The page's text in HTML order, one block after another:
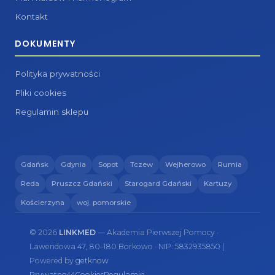
Kontakt
DOKUMENTY
Polityka prywatności
Pliki cookies
Regulamin sklepu
Gdańsk Gdynia Sopot Tczew Wejherowo Rumia
Reda Pruszcz Gdański Starogard Gdański Kartuzy
Kościerzyna woj. pomorskie
© 2026 LINKMED — Akademia Pierwszej Pomocy ·
Lawendowa 47, 80-180 Borkowo · NIP: 5832935850 |
Powered by getknow